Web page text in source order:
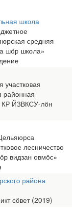
школа
средняя
шӧр школа»
районная
КР ЙЗВКСУ-лӧн
лесничество
видзан овмӧс»
района
сӧвет (2019)